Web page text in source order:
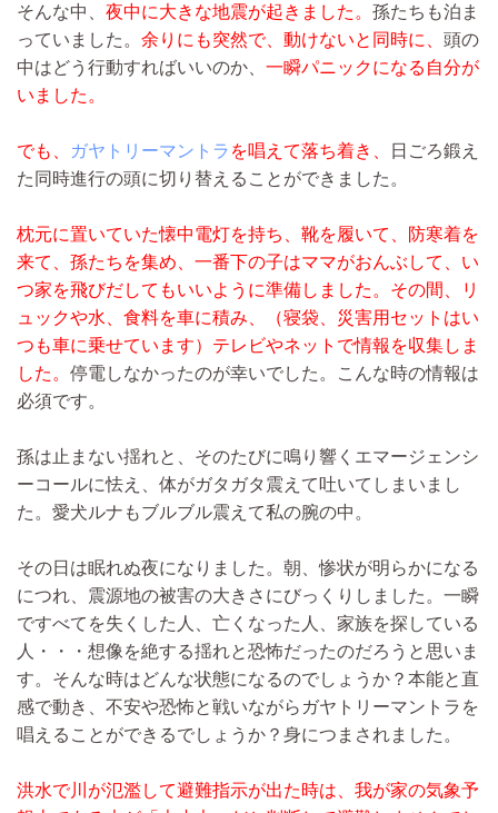
そんな中、 夜中に大きな地震が起きました。 孫たちも泊ま
っていました。 余りにも突然で、動けないと同時に、 頭の
中はどう行動すればいいのか、 一瞬パニックになる自分が
いました。
でも、 ガヤトリーマントラ を唱えて落ち着き、
日ごろ鍛え
た同時進行の頭に切り替えることができました。
枕元に置いていた懐中電灯を持ち、靴を履いて、防寒着を
来て、孫たちを集め、一番下の子はママがおんぶして、い
つ家を飛びだしてもいいように準備しました。その間、リ
ュックや水、食料を車に積み、（寝袋、災害用セットはい
つも車に乗せています）テレビやネットで情報を収集しま
した。 停電しなかったのが幸いでした。こんな時の情報は
必須です。
孫は止まない揺れと、そのたびに鳴り響くエマージェンシ
ーコールに怯え、体がガタガタ震えて吐いてしまいまし
た。愛犬ルナもブルブル震えて私の腕の中。
その日は眠れぬ夜になりました。朝、惨状が明らかになる
につれ、震源地の被害の大きさにびっくりしました。一瞬
ですべてを失くした人、亡くなった人、家族を探している
人・・・想像を絶する揺れと恐怖だったのだろうと思いま
す。そんな時はどんな状態になるのでしょうか？本能と直
感で動き、不安や恐怖と戦いながらガヤトリーマントラを
唱えることができるでしょうか？身につまされました。
洪水で川が氾濫して避難指示が出た時は、我が家の気象予